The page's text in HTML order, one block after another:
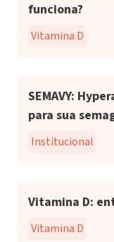
funciona?
Vitamina D
SEMAVY:
para sua
Institucional
Vitamina D:
Vitamina D